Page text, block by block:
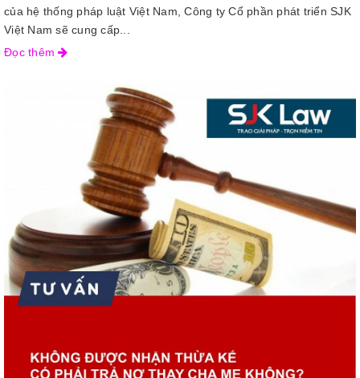
của hệ thống pháp luật Việt Nam, Công ty Cổ phần phát triển SJK
Việt Nam sẽ cung cấp...
Đọc thêm